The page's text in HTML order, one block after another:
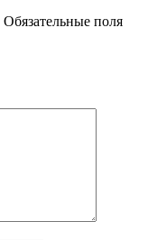
Обязательные поля